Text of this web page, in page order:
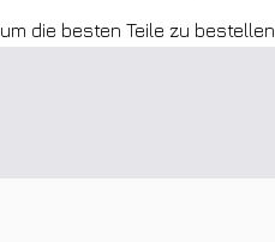
, um die besten Teile zu bestellen.